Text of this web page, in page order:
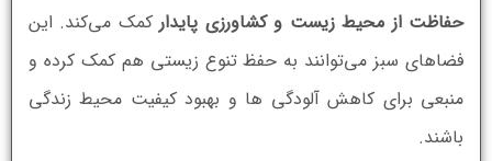
حفاظت از محیط زیست و کشاورزی پایدارکمک می‌کند. این
فضاهای سبز می‌توانند به حفظ تنوع زیستی هم کمک کرده و
منبعی برای کاهش آلودگی ها و بهبود کیفیت محیط زندگی
باشند.